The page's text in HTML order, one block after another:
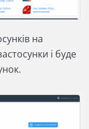
на
і буде